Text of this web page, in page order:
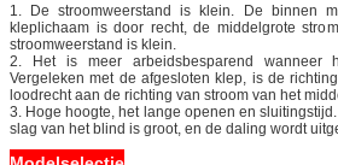
1. De stroomweerstand is klein. De binnen
kleplichaam is door recht, de middelgrote
stroomweerstand is klein.
2. Het is meer arbeidsbesparend wanneer
Vergeleken met de afgesloten klep, is de
loodrecht aan de richting van stroom van het
3. Hoge hoogte, het lange openen en
slag van het blind is groot, en de daling wordt